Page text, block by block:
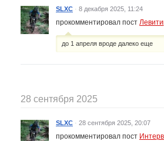
SLXC · 8 декабря 2025, 11:24
прокомментировал пост
до 1 апреля вроде далеко еще
28 сентября 2025
SLXC · 28 сентября 2025, 20:07
прокомментировал пост